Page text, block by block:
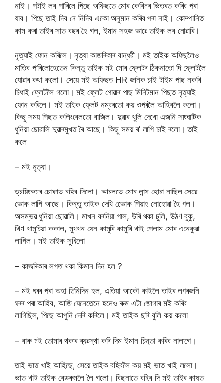
নাই। পটাই লব পাৰিলে পিছে অফিছতে মোৰ কেবিনৰ ভিতৰত কৰিব পৰা
যাব। পিছে তাই দিব নে নিদিব একো অনুমান কৰিব পৰা নাই। কোম্পানিত
কাম কৰা তাইৰ সাত বছৰ হৈ গল, ইমান সহজ ভাৱে তাইক লব নোৱাৰি।
নৃত্যাই ফোন কৰিলে। নৃত্যা কাজৰিকাৰ বান্ধৱী। মই তাইক অফিছলৈও
মাতিব পাৰিলোহেতেন কিন্তু তাইক মই মোৰ ফ্লেটৰ ঠিকনাতো দি ফ্লেটলৈ
যোৱাৰ কথা কলো। সেয়ে মই অফিছত HR জনিক চাই টাইম পাছ নকৰি
চিধাই ফ্লেটলৈ গলো। মই ফ্লেট পোৱাৰ পাছ মিনিটমান পিছত নৃত্যাই
ফোন কৰিলে। মই তাইক ফ্লেট নম্বৰতো কয় ওপৰলৈ আহিবলৈ কলো।
কিছু সময় পিছত কলিংবেলতো বাজিল। দুৱাৰ খুলি দেখো এজনি সাংঘাটিক
ধুনিয়া ছোৱালি দুৱাৰমুখত ৰৈ আছে। কিছু সময় ৰ’ লাগি চাই ৰলো। তাই
কলে
– মই নৃত্যা।
ড্রয়িংৰুমৰ চোফাত বহিব দিলো। আচলতে মোৰ লান্স হোৱা নাছিল সেয়ে
ভোক লাগি আছে। কিন্তু তাইক দেখি ভোেক পিয়াহ নোহোৱা হৈ গল।
অসম্ভৱ ধুনিয়া ছোৱালি। মাখন বৰনিয়া গাল, উৰি থকা চুলি, উঠণ বুকু,
খিণ খামুচিয়া ককাল, মুখখন যেন কামুৰি কামুৰি খাই পেলাম মোৰ এনেকুৱা
লাগিল। মই তাইক সুধিলো
– কাজৰিকাৰ লগত থকা কিমান দিন হল ?
– মই ঘৰৰ পৰা অহা তিনিদিন হল, এতিয়া আকৌ কাইলৈ তাইৰ লগৰজনি
ঘৰৰ পৰা আহিব, আজি যেনেতেনে হলেও ৰুম এটা জোগাৰ মই কৰিব
লাগিছিল, পিছে আপুনি দেৰি কৰিলে। মই তাইক ছৰি বুলি কয় কলো
– বাৰু মই তোমাৰ থকাৰ ব্যৱস্থা কৰি দিম ইমান চিন্তা কৰিব নালাগে।
তাই ভাত খাই আহিছে, সেয়ে তাইক বহিবলৈ কয় মই ভাত খাই ললো।
ভাত খাই তাইক বেডৰুমলৈ লৈ গলো। বিছনাতে বহিব দি মই তাইৰ কাষত